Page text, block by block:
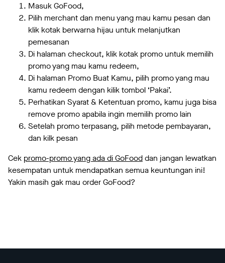
Masuk GoFood,
Pilih merchant dan menu yang mau kamu pesan dan
klik kotak berwarna hijau untuk melanjutkan
pemesanan
Di halaman checkout, klik kotak promo untuk memilih
promo yang mau kamu redeem,
Di halaman Promo Buat Kamu, pilih promo yang mau
kamu redeem dengan kilik tombol ‘Pakai’.
Perhatikan Syarat & Ketentuan promo, kamu juga bisa
remove promo apabila ingin memilih promo lain
Setelah promo terpasang, pilih metode pembayaran,
dan kilk pesan
Cek promo-promo yang ada di GoFooddan jangan lewatkan
kesempatan untuk mendapatkan semua keuntungan ini!
Yakin masih gak mau order GoFood?